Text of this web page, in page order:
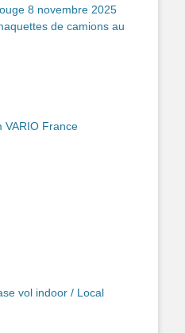
8 novembre 2025
de camions au
VARIO France
vol indoor / Local